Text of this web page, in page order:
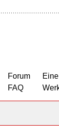
Forum
FAQ